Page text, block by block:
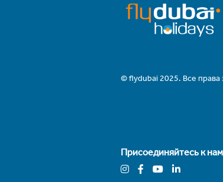
© flydubai 2025. Все
Присоединяйтесь к